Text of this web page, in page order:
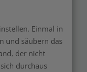
Einmal in
und säubern das
der nicht
durchaus